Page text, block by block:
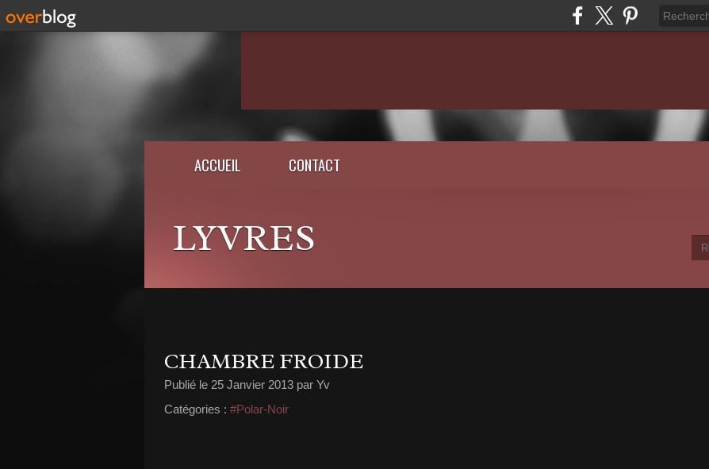
ACCUEIL CONTACT
LYVRES
CHAMBRE FROIDE
Publié le 25 Janvier 2013 par Yv
Catégories : #Polar-Noir